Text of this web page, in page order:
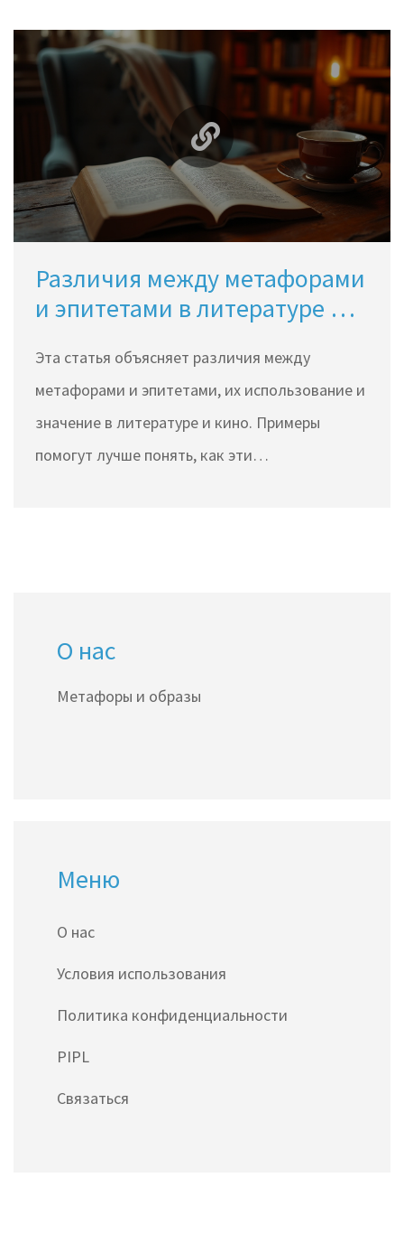
Различия между метафорами
и эпитетами в литературе и
Эта статья объясняет различия между
метафорами и эпитетами, их использование и
значение в литературе и кино. Примеры
помогут лучше понять, как эти
О нас
Метафоры и образы
Меню
О нас
Условия использования
Политика конфиденциальности
PIPL
Связаться